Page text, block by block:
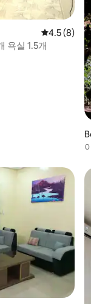
평점 4.5점
4.5 (8)
욕실 1.5개